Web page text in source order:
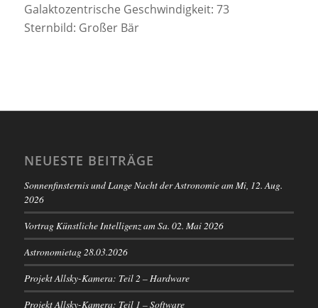
Galaktozentrische Geschwindigkeit: 73
Sternbild: Großer Bär
NEUESTE BEITRÄGE
Sonnenfinsternis und Lange Nacht der Astronomie am Mi, 12. Aug.
2026
Vortrag Künstliche Intelligenz am Sa. 02. Mai 2026
Astronomietag 28.03.2026
Projekt Allsky-Kamera: Teil 2 – Hardware
Projekt Allsky-Kamera: Teil 1 – Software